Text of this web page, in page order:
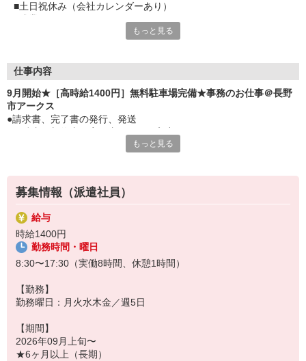
■土日祝休み（会社カレンダーあり）
■請求書や見積書などのデータ入力
もっと見る
仕事内容
9月開始★［高時給1400円］無料駐車場完備★事務のお仕事＠長野
市アークス
●請求書、完了書の発行、発送
●見積書、契約書の作成・製本補助
もっと見る
募集情報（派遣社員）
給与
時給1400円
勤務時間・曜日
8:30〜17:30（実働8時間、休憩1時間）
【勤務】
勤務曜日：月火水木金／週5日
【期間】
2026年09月上旬〜
★6ヶ月以上（長期）